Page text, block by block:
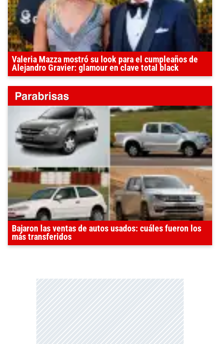
Valeria Mazza mostró su look para el cumpleaños de
Alejandro Gravier: glamour en clave total black
Bajaron las ventas de autos usados: cuáles fueron los
más transferidos